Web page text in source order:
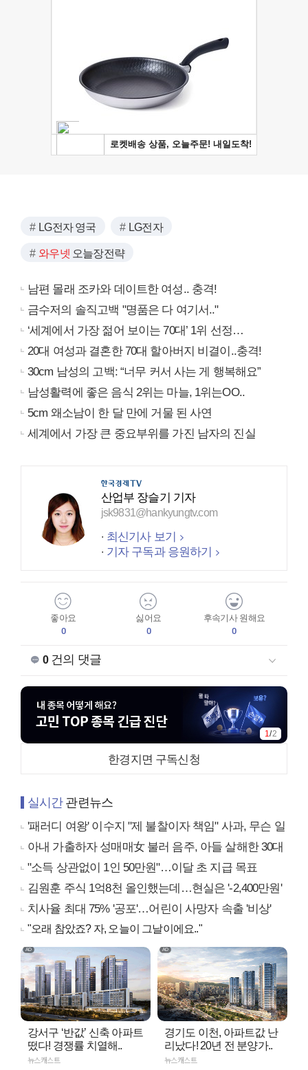
LG전자 영국 LG전자
와우넷 오늘장전략
남편 몰래 조카와 데이트한 여성.. 충격!
금수저의 솔직고백 "명품은 다 여기서.."
‘세계에서 가장 젊어 보이는 70대’ 1위 선정…
20대 여성과 결혼한 70대 할아버지 비결이..충격!
30cm 남성의 고백: “너무 커서 사는 게 행복해요”
남성활력에 좋은 음식 2위는 마늘, 1위는OO..
5cm 왜소남이 한 달 만에 거물 된 사연
세계에서 가장 큰 중요부위를 가진 남자의 진실
산업부 장슬기 기자
jsk9831@hankyungtv.com
최신기사 보기
기자 구독과 응원하기
좋아요
0
싫어요
0
후속기사 원해요
0
0건의 댓글
1/2
한경지면 구독신청
실시간관련뉴스
'패러디 여왕' 이수지 "제 불찰이자 책임" 사과, 무슨 일
아내 가출하자 성매매女 불러 음주, 아들 살해한 30대
"소득 상관없이 1인 50만원"…이달 초 지급 목표
김원훈 주식 1억8천 올인했는데…현실은 '-2,400만원'
치사율 최대 75% '공포'…어린이 사망자 속출 '비상'
"오래 참았죠? 자, 오늘이 그날이에요.."
강서구 ‘반값’ 신축 아파트
떴다! 경쟁률 치열해..
뉴스캐스트
경기도 이천, 아파트값 난
리났다! 20년 전 분양가..
뉴스캐스트